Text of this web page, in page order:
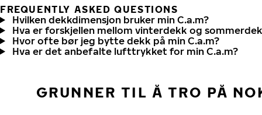
FREQUENTLY ASKED QUESTIONS
Hvilken dekkdimensjon bruker min C.a.m?
Hva er forskjellen mellom vinterdekk og
Hvor ofte bør jeg bytte dekk på min C.a.m?
Hva er det anbefalte lufttrykket for min C.a.m?
GRUNNER TIL Å TRO PÅ